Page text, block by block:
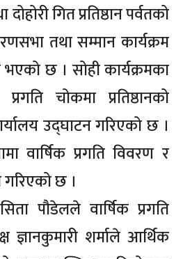
दोहोरी गित प्रतिष्ठान पर्वतको
तथा सम्मान कार्यक्रम
छ । सोही कार्यक्रमका
चोकमा प्रतिष्ठानको
उद्घाटन गरिएको छ ।
वार्षिक प्रगति विवरण र
छ ।
सिता पौडेलले वार्षिक प्रगति
ज्ञानकुमारी शर्माले आर्थिक